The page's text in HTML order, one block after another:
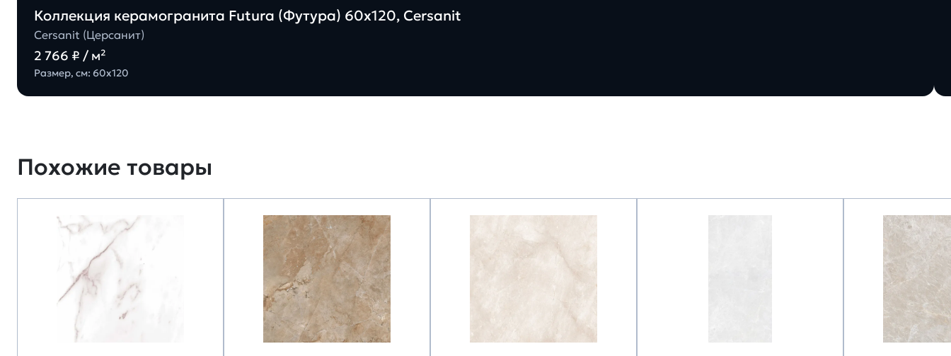
Коллекция керамогранита Futura (Футура) 60х120, Cersanit
Cersanit (Церсанит)
2 766 ₽ / м²
Размер, см: 60х120
Похожие товары